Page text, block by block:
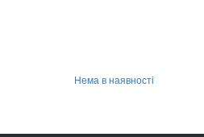
Нема в наявності